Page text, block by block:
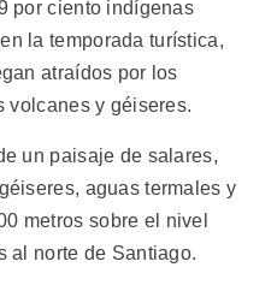
por ciento indígenas
la temporada turística,
atraídos por los
volcanes y géiseres.
un paisaje de salares,
aguas termales y
metros sobre el nivel
al norte de Santiago.